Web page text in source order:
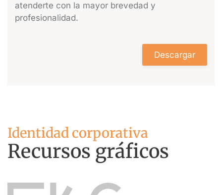
atenderte con la mayor brevedad y
profesionalidad.
Descargar
Identidad corporativa
Recursos gráficos